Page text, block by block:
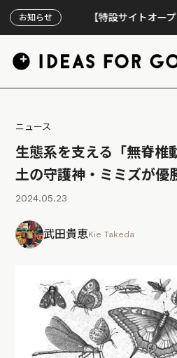
お知らせ【特設サイトオープン】映
ニュース
生態系を支える「無脊椎
土の守護神・ミミズが優
2024.05.23
武田貴恵Kie Takeda